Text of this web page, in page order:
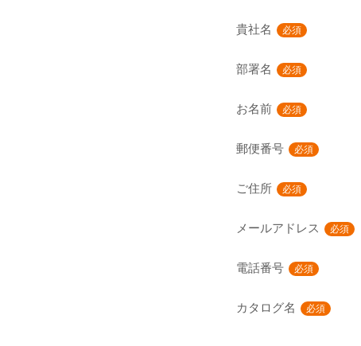
貴社名 必須
部署名 必須
お名前 必須
郵便番号 必須
ご住所 必須
メールアドレス 必須
電話番号 必須
カタログ名 必須